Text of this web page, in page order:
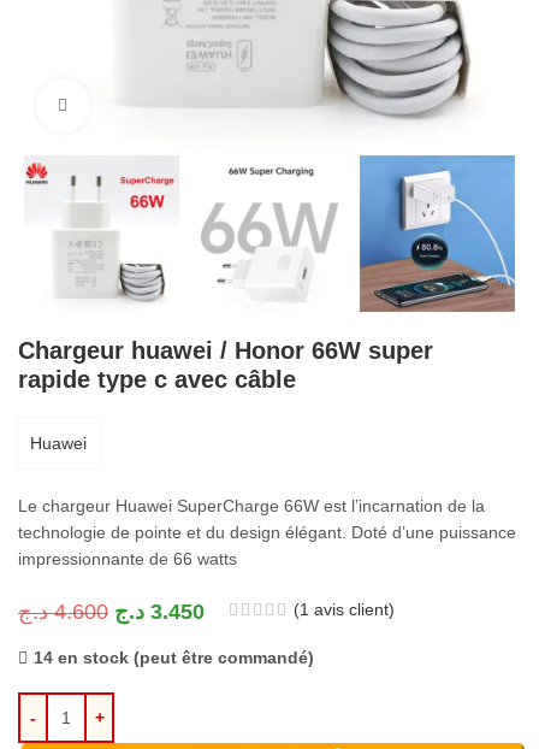
Cliquez pour agrandir
Chargeur huawei / Honor 66W super
rapide type c avec câble
Huawei
Le chargeur Huawei SuperCharge 66W est l’incarnation de la
technologie de pointe et du design élégant. Doté d’une puissance
impressionnante de 66 watts
4.600 د.ج 3.450 د.ج (1 avis client)
14 en stock (peut être commandé)